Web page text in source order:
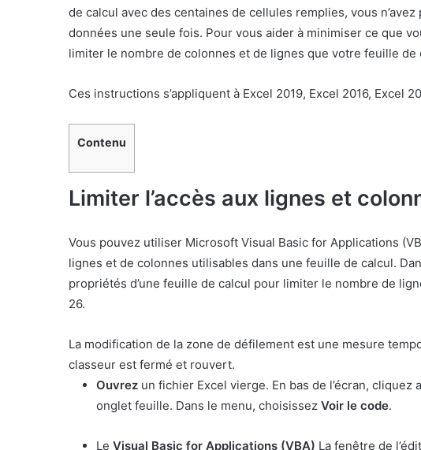
de calcul avec des centaines de cellules remplies, vous
données une seule fois. Pour vous aider à minimiser ce que
limiter le nombre de colonnes et de lignes que votre feuille de
Ces instructions s’appliquent à Excel 2019, Excel 2016, Excel
Contenu
Limiter l’accès aux lignes et
Vous pouvez utiliser Microsoft Visual Basic for Applications
lignes et de colonnes utilisables dans une feuille de calcul.
propriétés d’une feuille de calcul pour limiter le nombre de
26.
La modification de la zone de défilement est une mesure
classeur est fermé et rouvert.
Ouvrez un fichier Excel vierge. En bas de l’écran,
onglet feuille. Dans le menu, choisissez Voir le code.
Le Visual Basic for Applications (VBA) La fenêtre de